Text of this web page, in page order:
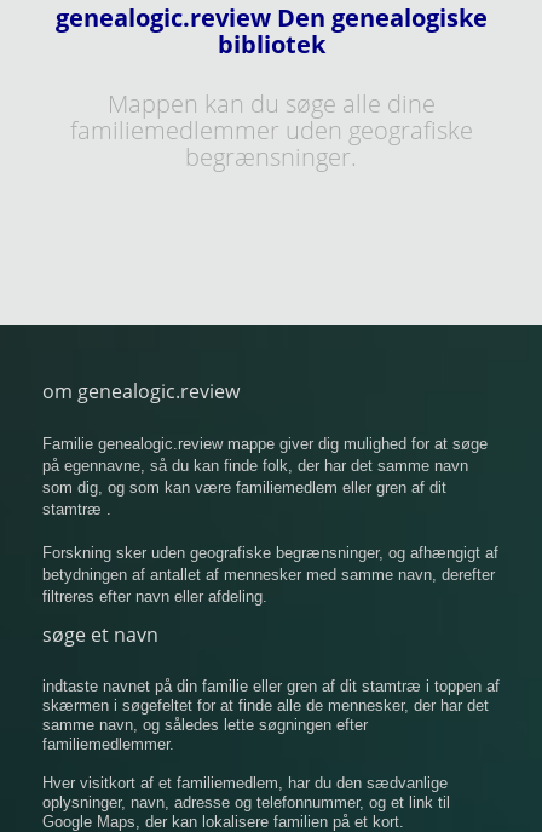
genealogic.review Den genealogiske
bibliotek
Mappen kan du søge alle dine
familiemedlemmer uden geografiske
begrænsninger.
om genealogic.review
Familie genealogic.review mappe giver dig mulighed for at søge
på egennavne, så du kan finde folk, der har det samme navn
som dig, og som kan være familiemedlem eller gren af ​​dit
stamtræ .
Forskning sker uden geografiske begrænsninger, og afhængigt af
betydningen af ​​antallet af mennesker med samme navn, derefter
filtreres efter navn eller afdeling.
søge et navn
indtaste navnet på din familie eller gren af ​​dit stamtræ i toppen af
​​skærmen i søgefeltet for at finde alle de mennesker, der har det
samme navn, og således lette søgningen efter
familiemedlemmer.
Hver visitkort af et familiemedlem, har du den sædvanlige
oplysninger, navn, adresse og telefonnummer, og et link til
Google Maps, der kan lokalisere familien på et kort.